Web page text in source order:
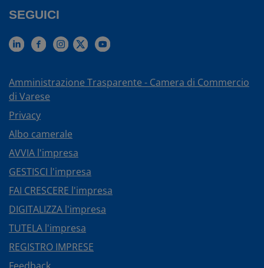
SEGUICI
Amministrazione Trasparente - Camera di Commercio
di Varese
Privacy
Albo camerale
AVVIA l'impresa
GESTISCI l'impresa
FAI CRESCERE l'impresa
DIGITALIZZA l'impresa
TUTELA l'impresa
REGISTRO IMPRESE